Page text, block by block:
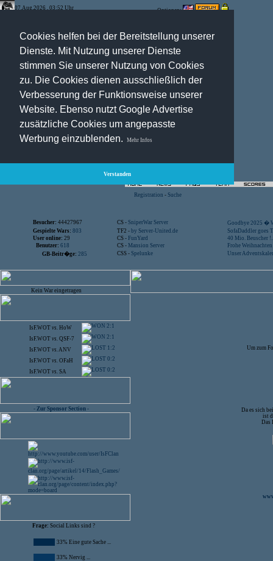
Cookies helfen bei der Bereitstellung unserer
Dienste. Mit Nutzung unserer Dienste
stimmen Sie unserer Nutzung von Cookies
zu. Die Cookies dienen ausschließlich der
Verbesserung der Funktionsweise unserer
Website. Ebenso nutzt Google Advertise
zusätzliche Cookies um angepasste
Werbung einzublenden.
Mehr Infos
Verstanden
07.Aug.2026 , 03:52 Uhr Optionen:
Registration - Suche
Besucher: 44427967 CS - SniperWar Server
Goodbye 2025 �
Gespielte Wars: 803 TF2 - by Server-United.de
SofaDaddler goes
User online: 29 CS - FunYard
40 Mio. Beuscher
Benutzer: 618 CS - Mansion Server
Frohe
GB-Beitr�ge: 285 CSS - Spelunke Unser
Kein War eingetragen
IsF.WOT vs. HoW 2:1
IsF.WOT vs. QSF-7 2:1
IsF.WOT vs.ANV 1:2
IsF.WOT vs. OFaH 0:2
IsF.WOT vs. SA 0:2
- Zur Sponsor Section -
Frage: Social Links sind ?
33% Eine gute Sache ...
33% Nervig ...
Um zum
Da es sich
ist
Das